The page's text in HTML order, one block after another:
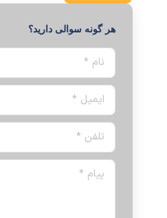
هر گونه سوالی دارید؟
نام *
ایمیل *
تلفن *
پیام *